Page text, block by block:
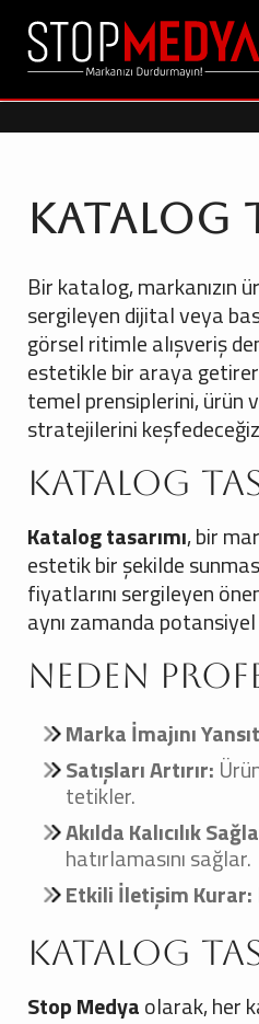
Katalog
Bir katalog, markanızın
sergileyen dijital veya
görsel ritimle alışveriş
estetikle bir araya
temel prensiplerini, ürün
stratejilerini
Katalog
Katalog tasarımı, bir
estetik bir şekilde
fiyatlarını sergileyen
aynı zamanda
Neden
Marka İmajını
Satışları Artırır:
tetikler.
Akılda Kalıcılık
hatırlamasını sağlar.
Etkili İletişim Kurar:
Katalog
Stop Medyaolarak, her